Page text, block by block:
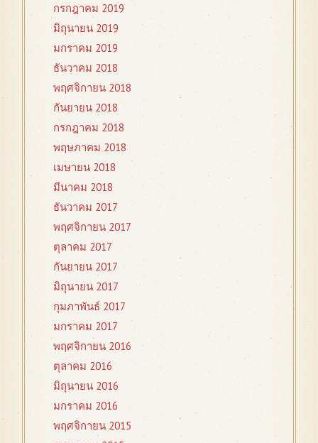
กรกฎาคม 2019
มิถุนายน 2019
มกราคม 2019
ธันวาคม 2018
พฤศจิกายน 2018
กันยายน 2018
กรกฎาคม 2018
พฤษภาคม 2018
เมษายน 2018
มีนาคม 2018
ธันวาคม 2017
พฤศจิกายน 2017
ตุลาคม 2017
กันยายน 2017
มิถุนายน 2017
กุมภาพันธ์ 2017
มกราคม 2017
พฤศจิกายน 2016
ตุลาคม 2016
มิถุนายน 2016
มกราคม 2016
พฤศจิกายน 2015